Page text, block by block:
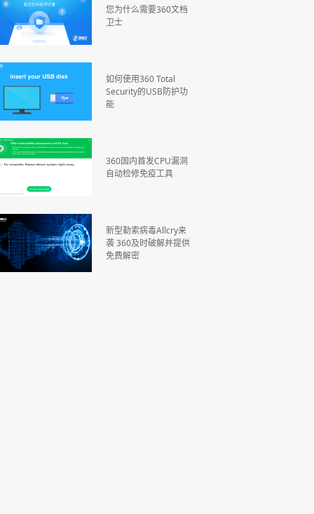
您为什么需要360文档
卫士
如何使用360 Total
Security的USB防护功
能
360国内首发CPU漏洞
自动检修免疫工具
新型勒索病毒Allcry来
袭 360及时破解并提供
免费解密